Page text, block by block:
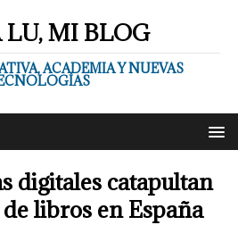
MI BLOG
ACADEMIA Y NUEVAS
digitales catapultan
libros en España